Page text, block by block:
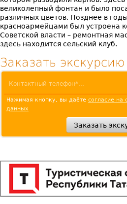
великолепный фонтан и было
различных цветов. Позднее в
красноармейцами был устроена
Советской власти – ремонтная
здесь находится сельский клуб.
Заказать экскурсию
Нажимая кнопку, вы даёте согласие на
данных